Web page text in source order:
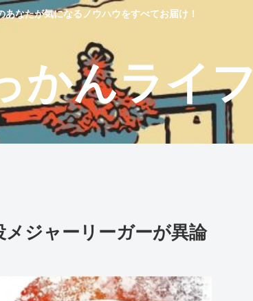
あなたが気になるノウハウをすべてお届け！
かんライフ
ジャーリーガーが異論